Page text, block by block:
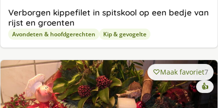
Verborgen kippefilet in spitskool op een bedje van
rijst en groenten
Avondeten & hoofdgerechten Kip & gevogelte
Maak favoriet7
👍